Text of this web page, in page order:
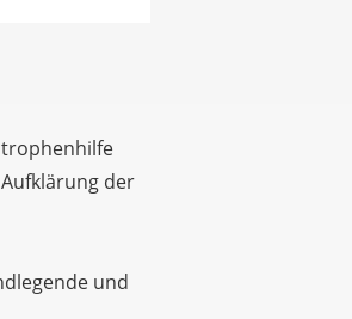
der
und